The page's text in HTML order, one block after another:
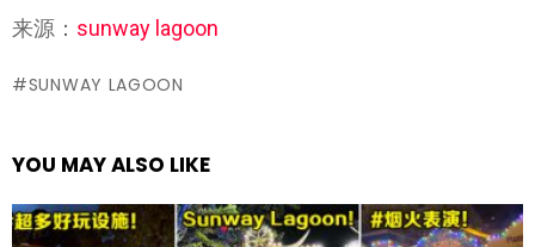
来源： sunway lagoon
SUNWAY LAGOON
YOU MAY ALSO LIKE